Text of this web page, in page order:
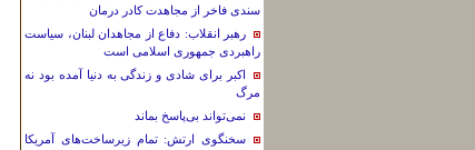
سندی فاخر از مجاهدت کادر درمان
رهبر انقلاب: دفاع از مجاهدان لبنان، سیاست
راهبردی جمهوری اسلامی است
اکبر برای شادی و زندگی به دنیا آمده بود نه
مرگ
نمی‌تواند بی‌پاسخ بماند
سخنگوی ارتش: تمام زیرساخت‌های آمریکا